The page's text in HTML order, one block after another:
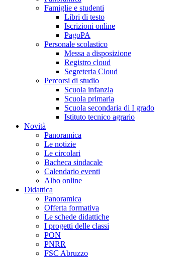
Famiglie e studenti
Libri di testo
Iscrizioni online
PagoPA
Personale scolastico
Messa a disposizione
Registro cloud
Segreteria Cloud
Percorsi di studio
Scuola infanzia
Scuola primaria
Scuola secondaria di I grado
Istituto tecnico agrario
Novità
Panoramica
Le notizie
Le circolari
Bacheca sindacale
Calendario eventi
Albo online
Didattica
Panoramica
Offerta formativa
Le schede didattiche
I progetti delle classi
PON
PNRR
FSC Abruzzo